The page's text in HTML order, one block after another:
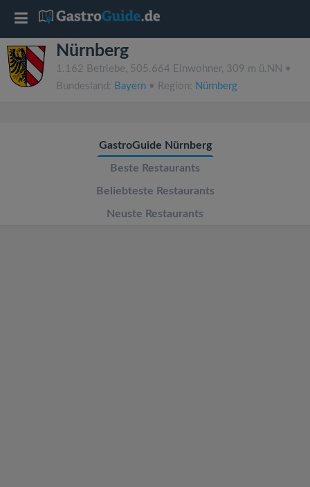
Nürnberg
1.162 Betriebe, 505.664 Einwohner, 309 m ü.NN •
Bundesland: Bayern • Region: Nürnberg
GastroGuide Nürnberg
Beste Restaurants
Beliebteste Restaurants
Neuste Restaurants
T
o
g